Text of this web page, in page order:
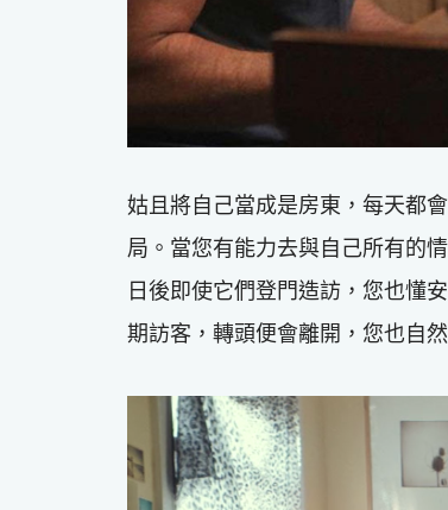
姑且將自己當成是房東，每天都
局。當您有能力去與自己所有的
日後即使它們登門造訪，您也懂
期訪客，轉頭便會離開，您也自